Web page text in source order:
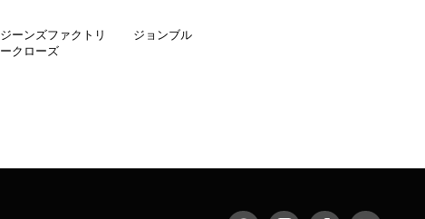
ジーンズファクトリ
ークローズ
ジョンブル